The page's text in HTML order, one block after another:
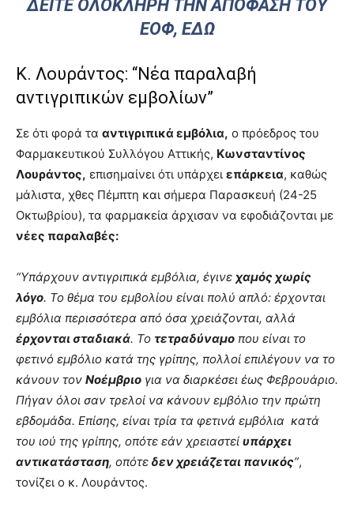
ΔΕΊΤΕ ΟΛΌΚΛΗΡΗ ΤΗΝ ΑΠΌΦΑΣΗ ΤΟΥ
ΕΟΦ, ΕΔΩ
Κ. Λουράντος: “Νέα παραλαβή
αντιγριπικών εμβολίων”
Σε ότι φορά τα αντιγριπικά εμβόλια, ο πρόεδρος του
Φαρμακευτικού Συλλόγου Αττικής, Κωνσταντίνος
Λουράντος, επισημαίνει ότι υπάρχει επάρκεια, καθώς
μάλιστα, χθες Πέμπτη και σήμερα Παρασκευή (24-25
Οκτωβρίου), τα φαρμακεία άρχισαν να εφοδιάζονται με
νέες παραλαβές:
“Υπάρχουν αντιγριπικά εμβόλια, έγινε χαμός χωρίς
λόγο. Το θέμα του εμβολίου είναι πολύ απλό: έρχονται
εμβόλια περισσότερα από όσα χρειάζονται, αλλά
έρχονται σταδιακά. Το τετραδύναμο που είναι το
φετινό εμβόλιο κατά της γρίπης, πολλοί επιλέγουν να το
κάνουν τον Νοέμβριο για να διαρκέσει έως Φεβρουάριο.
Πήγαν όλοι σαν τρελοί να κάνουν εμβόλιο την πρώτη
εβδομάδα. Επίσης, είναι τρία τα φετινά εμβόλια κατά
του ιού της γρίπης, οπότε εάν χρειαστεί υπάρχει
αντικατάσταση, οπότε δεν χρειάζεται πανικός”,
τονίζει ο κ. Λουράντος.